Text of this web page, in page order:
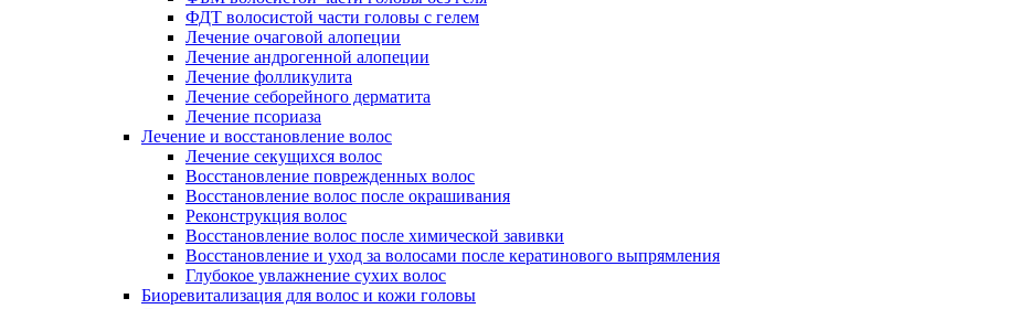
ФДТ волосистой части головы с гелем
Лечение очаговой алопеции
Лечение андрогенной алопеции
Лечение фолликулита
Лечение себорейного дерматита
Лечение псориаза
Лечение и восстановление волос
Лечение секущихся волос
Восстановление поврежденных волос
Восстановление волос после окрашивания
Реконструкция волос
Восстановление волос после химической завивки
Восстановление и уход за волосами после кератинового выпрямления
Глубокое увлажнение сухих волос
Биоревитализация для волос и кожи головы